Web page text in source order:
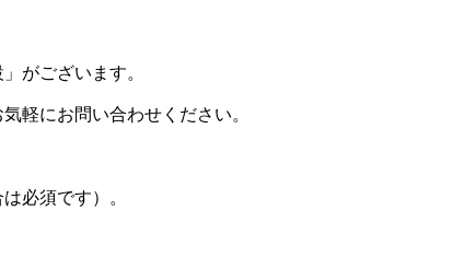
がございます。
軽にお問い合わせください。
必須です）。